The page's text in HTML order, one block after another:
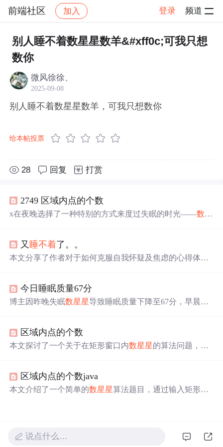
前端社区 加入 登录 频道
社区 前端社区 感慨 帖子详情
别人睡不着数星星数羊&#xff0c;可我只想
数你
微风徐徐、
2025-09-08
别人睡不着数星星数羊，可我只想数你
给本帖投票
28 回复 打赏
2749 区域内点的个数
x在夜晚选择了一种特别的方式来度过失眠的时光——数星
又 睡不着了。。
本文分享了作者对于如何克服自我怀疑及焦虑的心得体
今日睡眠质量67分
博主因昨晚失眠数星星导致睡眠质量下降至67分，早晨起
区域内点的个数
本文探讨了一个关于在矩形窗口内数星星的算法问题，通
ouble类型转换的问题。
区域内点的个数java
本文介绍了一个简单的数星星算法题目，通过输入矩形区
说点什么…